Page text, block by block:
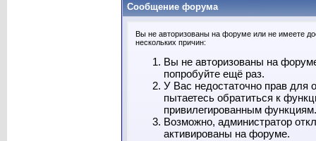
Сообщение форума
Вы не авторизованы на форуме или не имеете
нескольких причин:
Вы не авторизованы на
попробуйте ещё раз.
У Вас недостаточно прав для
пытаетесь обратиться к
привилегированным функциям.
Возможно, администратор
активированы на форуме.